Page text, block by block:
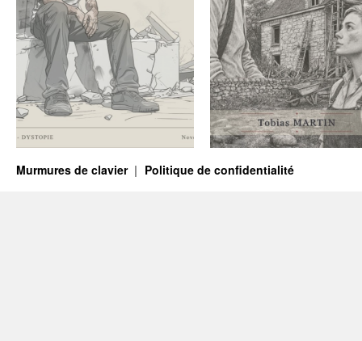
Murmures de clavier Politique de confidentialité